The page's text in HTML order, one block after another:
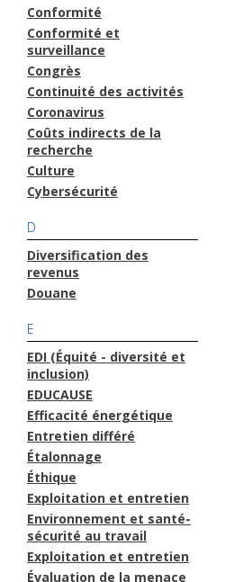
Conformité
Conformité et
surveillance
Congrès
Continuité des activités
Coronavirus
Coûts indirects de la
recherche
Culture
Cybersécurité
D
Diversification des
revenus
Douane
E
EDI (Équité - diversité et
inclusion)
EDUCAUSE
Efficacité énergétique
Entretien différé
Étalonnage
Éthique
Exploitation et entretien
Environnement et santé-
sécurité au travail
Exploitation et entretien
Évaluation de la menace